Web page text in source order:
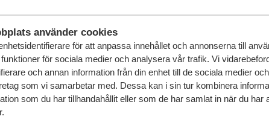
använder cookies
för att anpassa innehållet och annonserna till
för sociala medier och analysera vår trafik. Vi
och annan information från din enhet till de sociala medier
som vi samarbetar med. Dessa kan i sin tur kombinera
som du har tillhandahållit eller som de har samlat in när du har
bjuder sommaren ofta på åskväder med både blixtar,
med sommartemperaturer i Johannesburg som
regn. Vintermånaderna är milda, med temperaturer
hit under de kalla månaderna juli och augusti är det klokt